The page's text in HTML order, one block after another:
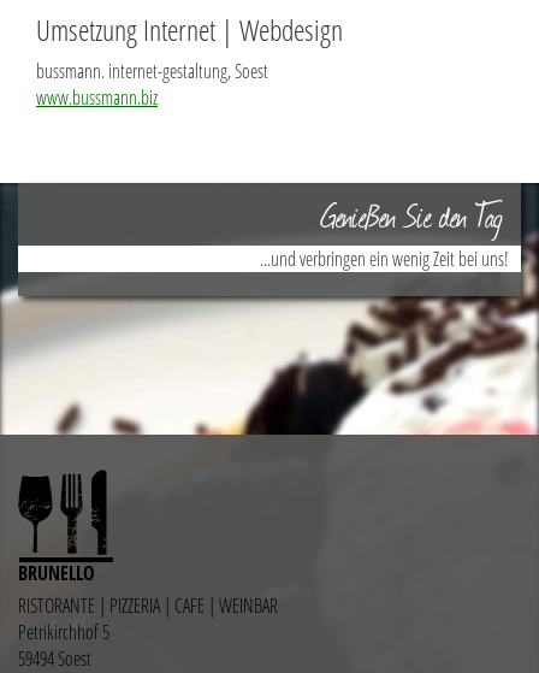
Umsetzung Internet | Webdesign
bussmann. internet-gestaltung, Soest
www.bussmann.biz
Genießen Sie den Tag
...und verbringen ein wenig Zeit bei uns!
BRUNELLO
RISTORANTE | PIZZERIA | CAFE | WEINBAR
Petrikirchhof 5
59494 Soest